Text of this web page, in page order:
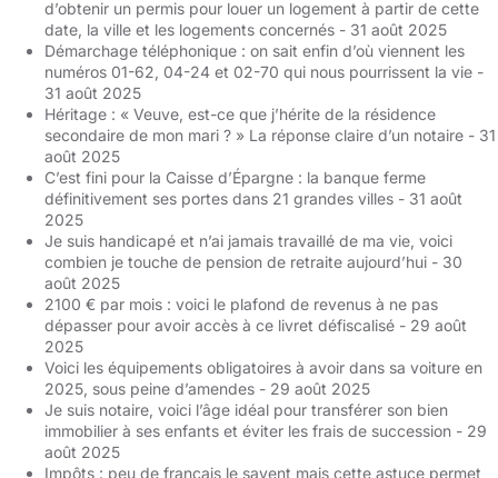
d’obtenir un permis pour louer un logement à partir de cette
date, la ville et les logements concernés - 31 août 2025
Démarchage téléphonique : on sait enfin d’où viennent les
numéros 01-62, 04-24 et 02-70 qui nous pourrissent la vie -
31 août 2025
Héritage : « Veuve, est-ce que j’hérite de la résidence
secondaire de mon mari ? » La réponse claire d’un notaire - 31
août 2025
C’est fini pour la Caisse d’Épargne : la banque ferme
définitivement ses portes dans 21 grandes villes - 31 août
2025
Je suis handicapé et n’ai jamais travaillé de ma vie, voici
combien je touche de pension de retraite aujourd’hui - 30
août 2025
2100 € par mois : voici le plafond de revenus à ne pas
dépasser pour avoir accès à ce livret défiscalisé - 29 août
2025
Voici les équipements obligatoires à avoir dans sa voiture en
2025, sous peine d’amendes - 29 août 2025
Je suis notaire, voici l’âge idéal pour transférer son bien
immobilier à ses enfants et éviter les frais de succession - 29
août 2025
Impôts : peu de français le savent mais cette astuce permet